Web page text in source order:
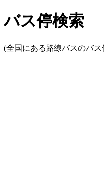
バス停検索
(全国にある路線バスのバ